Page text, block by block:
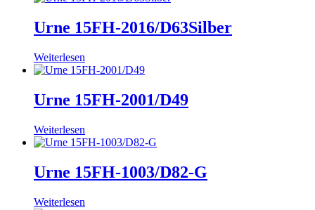
Urne 15FH-2016/D63Silber
Weiterlesen
Urne 15FH-2001/D49
Weiterlesen
Urne 15FH-1003/D82-G
Weiterlesen